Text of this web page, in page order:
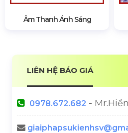
Âm Thanh Ánh Sáng
LIÊN HỆ BÁO GIÁ
0978.672.682 - Mr.Hiền